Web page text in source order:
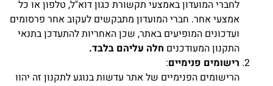
לחברי המועדון באמצעי תקשורת כגון דוא"ל, טלפון או כל
אמצעי אחר. חברי המועדון מתבקשים לעקוב אחר פרסומים
ועדכונים המופיעים באתר, שכן האחריות להתעדכן בתנאי
התקנון המעודכנים חלה עליהם בלבד.
רישומים פנימיים:
הרישומים הפנימיים של אתר עדשות בנוגע לתקנון זה יהוו